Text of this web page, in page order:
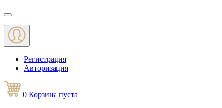
Меню
Регистрация
Авторизация
0 Корзина пуста